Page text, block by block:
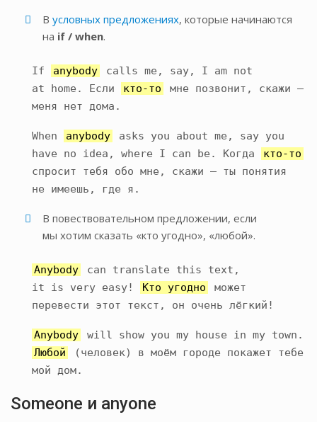
В условных предложениях, которые начинаются
на if / when.
If anybody
calls me, say, I am not
at home. Если
кто-то
мне позвонит, скажи —
меня нет дома.
When anybody
asks you about me, say you
have no idea, where I can be. Когда
кто-то
спросит тебя обо мне, скажи — ты понятия
не имеешь, где я.
В повествовательном предложении, если
мы хотим сказать «кто угодно», «любой».
Anybody
can translate this text,
it is very easy!
Кто угодно
может
перевести этот текст, он очень лёгкий!
Anybody
will show you my house in my town.
Любой
(человек) в моём городе покажет тебе
мой дом.
Someone и anyone